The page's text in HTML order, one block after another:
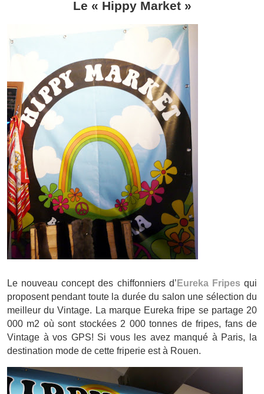
Le « Hippy Market »
Le nouveau concept des chiffonniers d’ Eureka Fripes qui
proposent pendant toute la durée du salon une sélection du
meilleur du Vintage. La marque Eureka fripe se partage 20
000 m2 où sont stockées 2 000 tonnes de fripes, fans de
Vintage à vos GPS! Si vous les avez manqué à Paris, la
destination mode de cette friperie est à Rouen.